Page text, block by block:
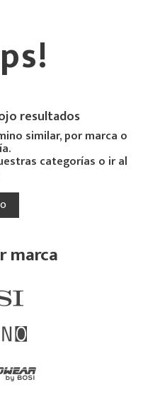
resultados
similar, por marca o
categorías o ir al
marca